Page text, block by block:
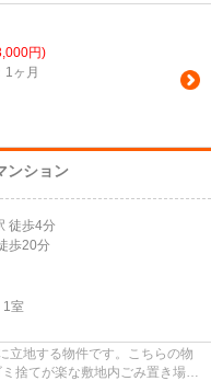
円)
1ヶ月
ンション
徒歩4分
歩20分
1室
立地する物件です。こちらの物
捨てが楽な敷地内ごみ置き場の